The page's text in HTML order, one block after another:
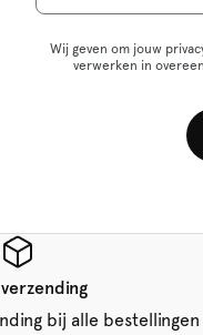
Wij geven om jouw
verwerken in
bij alle bestellingen